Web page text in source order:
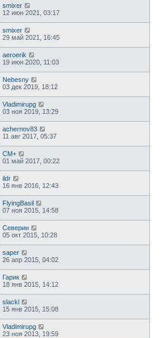
smixer
12 июн 2021, 03:17
smixer
29 май 2021, 16:45
aeroerik
19 июн 2020, 11:03
Nebesny
03 дек 2019, 18:12
Vladimirupg
03 ноя 2019, 13:29
achernov83
11 авг 2017, 05:37
CM+
01 май 2017, 00:22
ildr
16 янв 2016, 12:43
FlyingBasil
07 ноя 2015, 14:58
Северин
05 окт 2015, 10:28
saper
26 апр 2015, 04:02
Гарик
18 янв 2015, 14:12
slackl
15 янв 2015, 15:08
Vladimirupg
23 ноя 2013, 19:59